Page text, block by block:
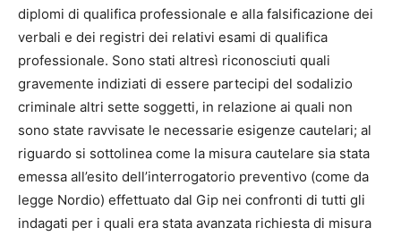
diplomi di qualifica professionale e alla falsificazione dei
verbali e dei registri dei relativi esami di qualifica
professionale. Sono stati altresì riconosciuti quali
gravemente indiziati di essere partecipi del sodalizio
criminale altri sette soggetti, in relazione ai quali non
sono state ravvisate le necessarie esigenze cautelari; al
riguardo si sottolinea come la misura cautelare sia stata
emessa all’esito dell’interrogatorio preventivo (come da
legge Nordio) effettuato dal Gip nei confronti di tutti gli
indagati per i quali era stata avanzata richiesta di misura